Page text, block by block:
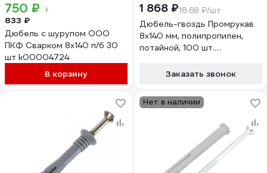
750 ₽
833 ₽
Дюбель с шурупом ООО
ПКФ Сварком 8x140 п/б 30
шт k00004724
В корзину
1 868 ₽18.68 ₽/шт
Дюбель-гвоздь Промрукав
8x140 мм, полипропилен,
потайной, 100 шт.
Заказать звонок
Нет в наличии